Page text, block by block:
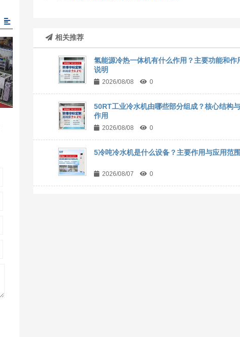
相关推荐
氢能源冷热一体机有什么作用？主要功能和作
说明
2026/08/08 0
50RT工业冷水机由哪些部分组成？核心结构
作用
2026/08/08 0
5冷吨冷水机是什么设备？主要作用与应用范
2026/08/07 0